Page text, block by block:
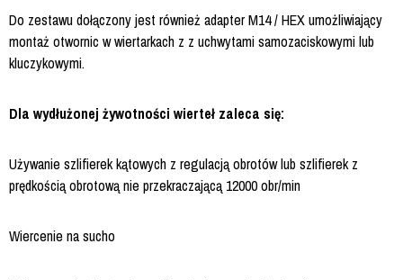
Do zestawu dołączony jest również adapter M14 / HEX umożliwiający
montaż otwornic w wiertarkach z z uchwytami samozaciskowymi lub
kluczykowymi.
Dla wydłużonej żywotności wierteł zaleca się:
Używanie szlifierek kątowych z regulacją obrotów lub szlifierek z
prędkością obrotową nie przekraczającą 12000 obr/min
Wiercenie na sucho